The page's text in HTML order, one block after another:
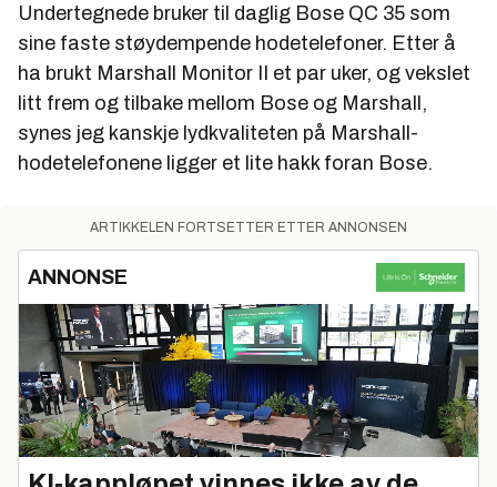
Undertegnede bruker til daglig Bose QC 35 som
sine faste støydempende hodetelefoner. Etter å
ha brukt Marshall Monitor II et par uker, og vekslet
litt frem og tilbake mellom Bose og Marshall,
synes jeg kanskje lydkvaliteten på Marshall-
hodetelefonene ligger et lite hakk foran Bose.
ARTIKKELEN FORTSETTER ETTER ANNONSEN
ANNONSE